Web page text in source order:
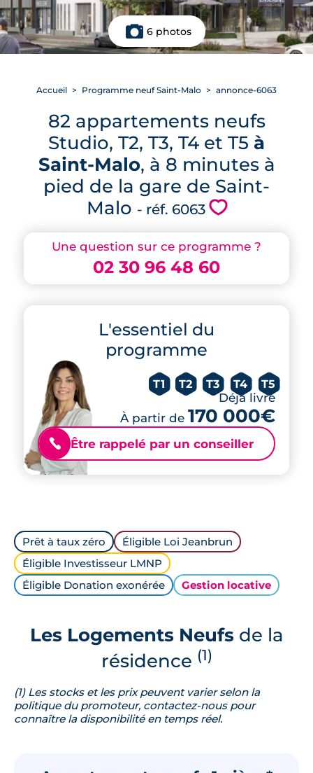
6 photos
Une question sur ce programme ?
02 30 96 48 60
L'essentiel du
programme
T1 T2 T3 T4 T5
Déjà livré
À partir de 170 000€
📞 Être rappelé par un conseiller
Accueil Programme neuf Saint-Malo annonce-6063
82 appartements neufs
Studio, T2, T3, T4 et T5 à
Saint-Malo, à 8 minutes à
pied de la gare de Saint-
Malo - réf. 6063 💗
Prêt à taux zéro
Éligible Loi Jeanbrun
Éligible Investisseur LMNP
Éligible Donation exonérée
Gestion locative
Les Logements Neufsde la
résidence (1)
(1) Les stocks et les prix peuvent varier selon la
politique du promoteur, contactez-nous pour
connaître la disponibilité en temps réel.